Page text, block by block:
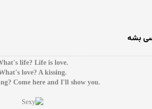
بشه
.What's life? Life is love
.What's love? A kissing
.What's kissing? Come here and I'll show you